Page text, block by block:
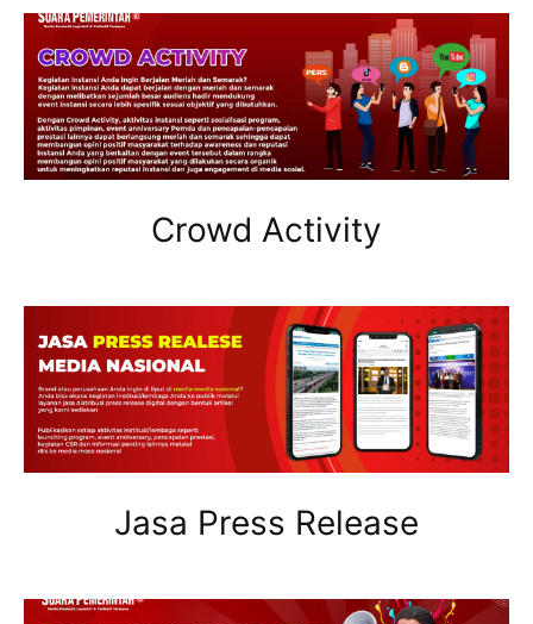
Crowd Activity
Jasa Press Release